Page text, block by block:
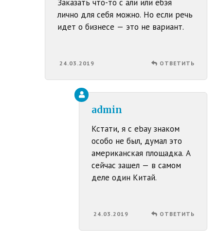
Заказать что-то с али или ебэя
лично для себя можно. Но если речь
идет о бизнесе — это не вариант.
24.03.2019 ОТВЕТИТЬ
admin
Кстати, я с ebay знаком
особо не был, думал это
американская площадка. А
сейчас зашел — в самом
деле один Китай.
24.03.2019 ОТВЕТИТЬ